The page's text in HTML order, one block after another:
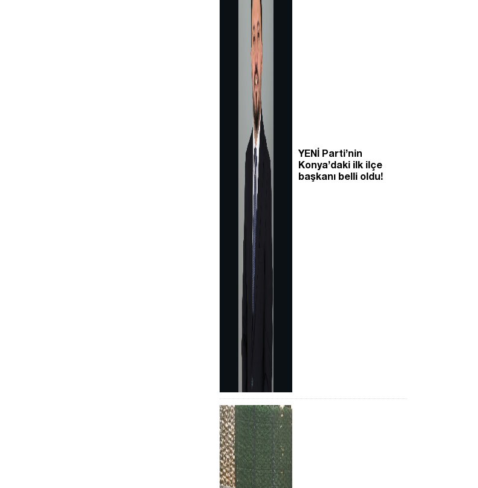
YENİ Parti’nin
Konya’daki ilk ilçe
başkanı belli oldu!